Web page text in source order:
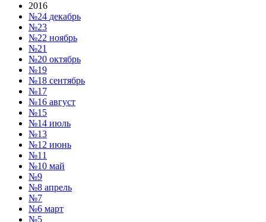
2016
№24 декабрь
№23
№22 ноябрь
№21
№20 октябрь
№19
№18 сентябрь
№17
№16 август
№15
№14 июль
№13
№12 июнь
№11
№10 май
№9
№8 апрель
№7
№6 март
№5